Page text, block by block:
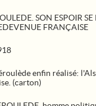
SON ESPOIR SE
FRANÇAISE
enfin réalisé:
(carton)